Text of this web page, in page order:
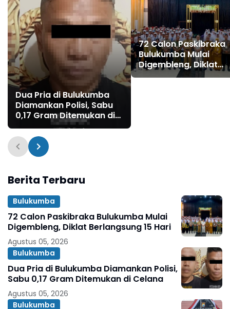
Dua Pria di Bulukumba
Diamankan Polisi, Sabu
0,17 Gram Ditemukan di
Celana
72 Calon Paskibraka
Bulukumba Mulai
Digembleng, Diklat
Berlangsung 15 Hari
Berita Terbaru
Bulukumba
72 Calon Paskibraka Bulukumba Mulai
Digembleng, Diklat Berlangsung 15 Hari
Agustus 05, 2026
Bulukumba
Dua Pria di Bulukumba Diamankan Polisi,
Sabu 0,17 Gram Ditemukan di Celana
Agustus 05, 2026
Bulukumba